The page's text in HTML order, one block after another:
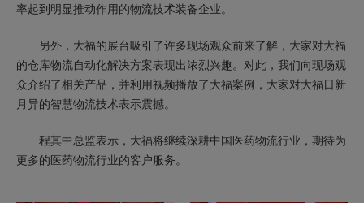
率起到明显推动作用的物流技术装备企业。
另外，大福的展台吸引了许多现场观众前来了解，大家对大福
的仓库物流自动化解决方案表现出浓烈兴趣。对此，我们向现场观
众介绍了相关产品，并利用视频播放了大福案例，大家对大福日新
月异的智慧物流技术表示震撼。
程其中总监表示，大福将继续深耕中国医药物流行业，期待为
更多的医药物流行业的客户服务。